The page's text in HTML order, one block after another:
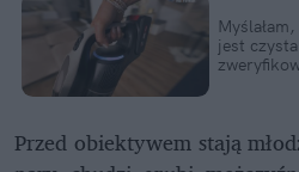
jest
Przed obiektywem stają